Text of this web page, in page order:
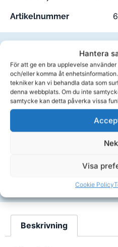
Hantera
För att ge en bra upplevelse
och/eller komma åt
tekniker kan vi behandla data som
denna webbplats. Om du inte
samtycke kan detta påverka vissa
Visa
Cookie Policy
Artikelnummer
Andra har köpt
Beskrivning